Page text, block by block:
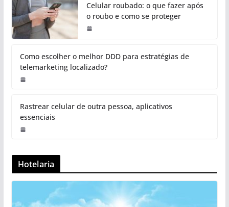
Celular roubado: o que fazer após
o roubo e como se proteger
Como escolher o melhor DDD para estratégias de
telemarketing localizado?
Rastrear celular de outra pessoa, aplicativos
essenciais
Hotelaria